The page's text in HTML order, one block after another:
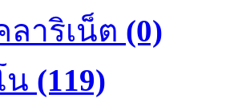
ลาริเน็ต (0)
น (119)